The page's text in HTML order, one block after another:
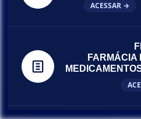
ACESSAR →
FARMÁCIA